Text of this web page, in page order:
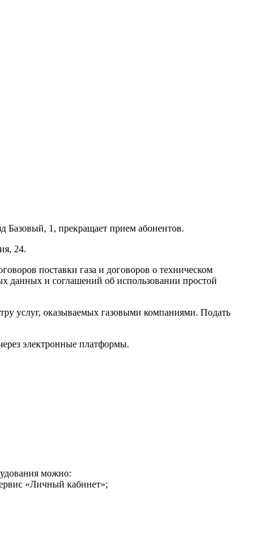
1, прекращает прием абонентов.
24.
поставки газа и договоров о техническом
данных и соглашений об использовании простой
услуг, оказываемых газовыми компаниями. Подать
электронные платформы.
можно:
«Личный кабинет»;